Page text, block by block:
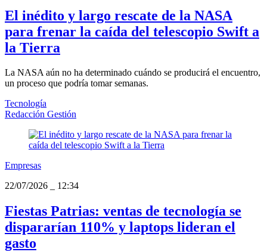
El inédito y largo rescate de la NASA
para frenar la caída del telescopio Swift a
la Tierra
La NASA aún no ha determinado cuándo se producirá el encuentro,
un proceso que podría tomar semanas.
Tecnología
Redacción Gestión
Empresas
22/07/2026
12:34
Fiestas Patrias: ventas de tecnología se
dispararían 110% y laptops lideran el
gasto